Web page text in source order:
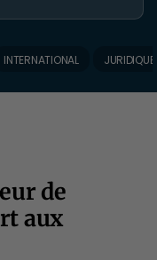
INTERNATIONAL JURIDIQUE
de
aux